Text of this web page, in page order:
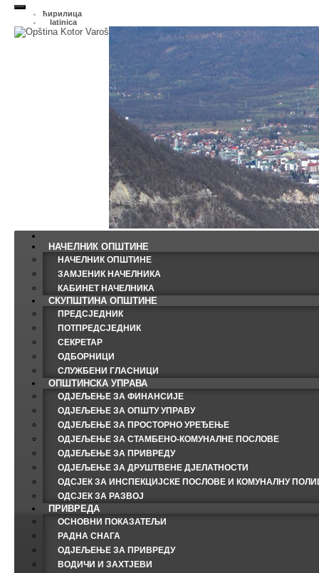
ћирилица
latinica
НАЧЕЛНИК ОПШТИНЕ
НАЧЕЛНИК ОПШТИНЕ
ЗАМЈЕНИК НАЧЕЛНИКА
КАБИНЕТ НАЧЕЛНИКА
СКУПШТИНА ОПШТИНЕ
ПРЕДСЈЕДНИК
ПОТПРЕДСЈЕДНИК
СЕКРЕТАР
ОДБОРНИЦИ
СЛУЖБЕНИ ГЛАСНИЦИ
ОПШТИНСКА УПРАВА
ОДЈЕЉЕЊЕ ЗА ФИНАНСИЈЕ
ОДЈЕЉЕЊЕ ЗА ОПШТУ УПРАВУ
ОДЈЕЉЕЊЕ ЗА ПРОСТОРНО УРЕЂЕЊЕ
ОДЈЕЉЕЊЕ ЗА СТАМБЕНО-КОМУНАЛНЕ ПОСЛОВЕ
ОДЈЕЉЕЊЕ ЗА ПРИВРЕДУ
ОДЈЕЉЕЊЕ ЗА ДРУШТВЕНЕ ДЈЕЛАТНОСТИ
ОДСЈЕК ЗА ИНСПЕКЦИЈСКЕ ПОСЛОВЕ И КОМУНАЛНУ
ОДСЈЕК ЗА РАЗВОЈ
ПРИВРЕДА
ОСНОВНИ ПОКАЗАТЕЉИ
РАДНА СНАГА
ОДЈЕЉЕЊЕ ЗА ПРИВРЕДУ
ВОДИЧИ И ЗАХТЈЕВИ